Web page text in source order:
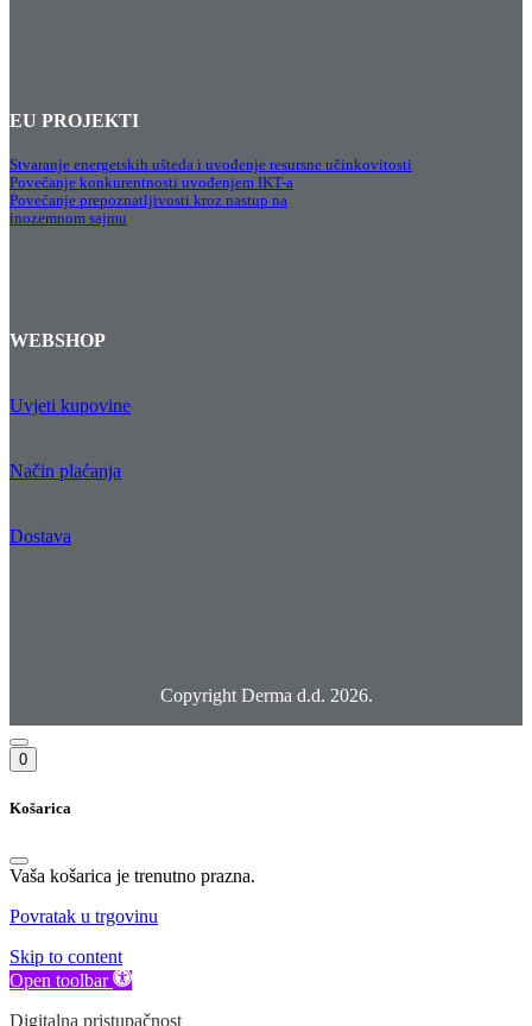
EU PROJEKTI
Stvaranje energetskih ušteda i uvođenje resursne učinkovitosti
Povećanje konkurentnosti uvođenjem IKT-a
Povećanje prepoznatljivosti kroz nastup na
inozemnom sajmu
WEBSHOP
Uvjeti kupovine
Način plaćanja
Dostava
Copyright Derma d.d. 2026.
0
Košarica
Vaša košarica je trenutno prazna.
Povratak u trgovinu
Skip to content
Open toolbar
Digitalna pristupačnost